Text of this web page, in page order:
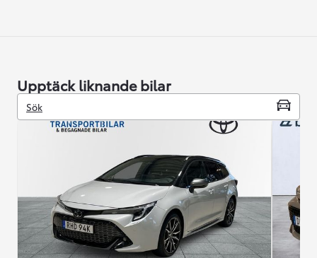
Upptäck liknande bilar
Sök